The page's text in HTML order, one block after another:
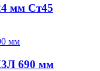
мм Ст45
690 мм